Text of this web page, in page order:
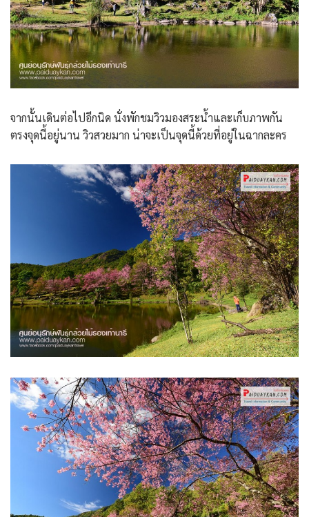
จากนั้นเดินต่อไปอีกนิด นั่งพักชมวิวมองสระน้ำและเก็บภาพกัน
ตรงจุดนี้อยู่นาน วิวสวยมาก น่าจะเป็นจุดนี้ด้วยที่อยู่ในฉากละคร